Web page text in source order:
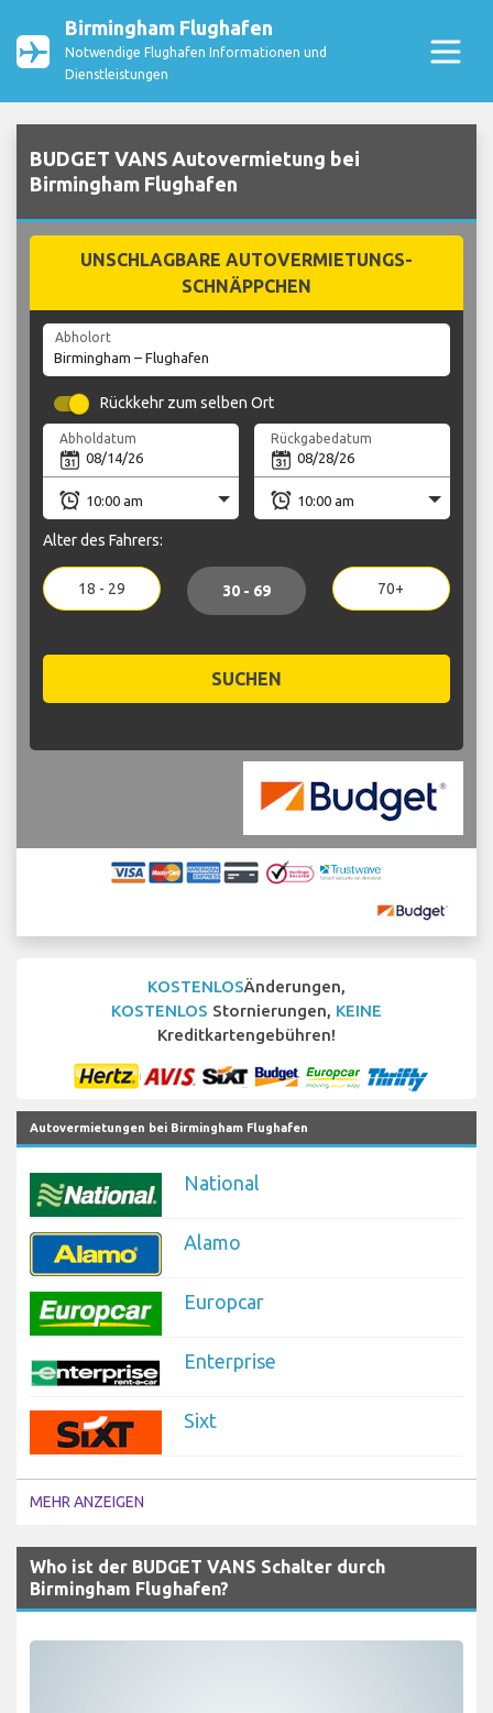
Birmingham Flughafen
Notwendige Flughafen Informationen und
Dienstleistungen
BUDGET VANS Autovermietung bei
Birmingham Flughafen
UNSCHLAGBARE AUTOVERMIETUNGS-
SCHNÄPPCHEN
Abholort
Rückkehr zum selben Ort
Abholdatum Rückgabedatum
Alter des Fahrers:
18 - 29 30 - 69 70+
SUCHEN
KOSTENLOSÄnderungen,
KOSTENLOS Stornierungen, KEINE
Kreditkartengebühren!
Autovermietungen bei Birmingham Flughafen
National
Alamo
Europcar
Enterprise
Sixt
MEHR ANZEIGEN
Who ist der BUDGET VANS Schalter durch
Birmingham Flughafen?